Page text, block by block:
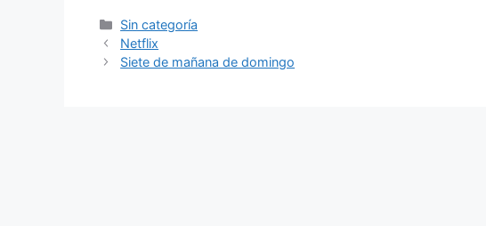
Categorías
Sin categoría
Netflix
Siete de mañana de domingo